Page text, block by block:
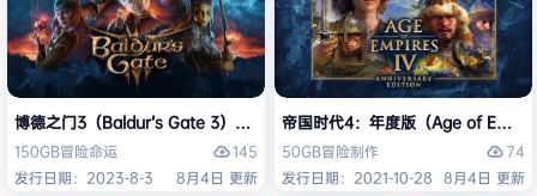
博德之门3（Baldur’s Gate 3）免安装中文版
150GB冒险命运
145
发行日期：2023-8-3
8月4日 更新
帝国时代4：年度版（Age of
50GB冒险制作
74
发行日期：2021-10-28 8月4日 更新